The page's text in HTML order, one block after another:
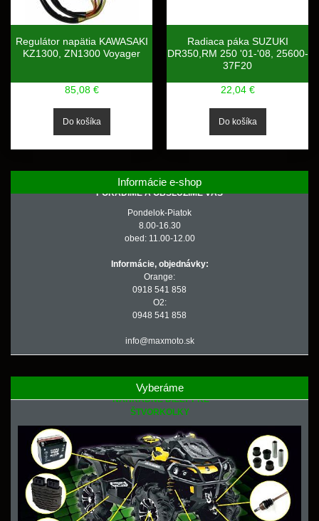
Regulátor napätia KAWASAKI
KZ1300, ZN1300 Voyager
85,08 €
Radiaca páka SUZUKI
DR350,RM 250 '01-'08, 25600-
37F20
22,04 €
Informácie e-shop
PORADÍME A OBSLÚŽIME VÁS
Pondelok-Piatok
8.00-16.30
obed: 11.00-12.00
Informácie, objednávky:
Orange:
0918 541 858
O2:
0948 541 858
info@maxmoto.sk
Vyberáme
NÁHRADNÉ DIELY PRE
ŠTVORKOLKY